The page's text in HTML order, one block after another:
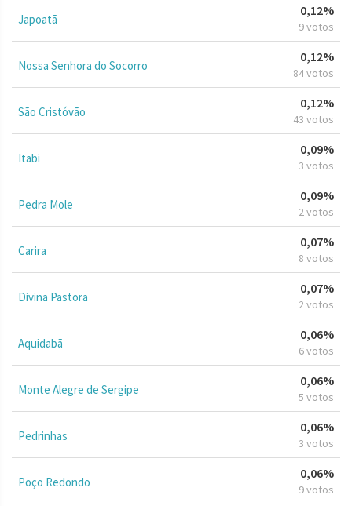
Japoatã
0,12%
9 votos
Nossa Senhora do Socorro
0,12%
84 votos
São Cristóvão
0,12%
43 votos
Itabi
0,09%
3 votos
Pedra Mole
0,09%
2 votos
Carira
0,07%
8 votos
Divina Pastora
0,07%
2 votos
Aquidabã
0,06%
6 votos
Monte Alegre de Sergipe
0,06%
5 votos
Pedrinhas
0,06%
3 votos
Poço Redondo
0,06%
9 votos